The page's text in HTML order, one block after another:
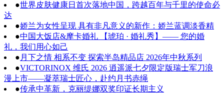
●世界皮肤健康日首次落地中国，跨越百年与千里的使命必
达
●娇兰为女性呈现 具有非凡意义的新作：娇兰蓝调淡香精
●中国大饭店&摩卡婚礼 【琥珀 · 婚礼秀】—— 您的婚
礼，我们用心如己
● 月下之情 相系不变 探索半岛精品店 2026年中秋系列
●VICTORINOX 维氏 2026 逍遥派七夕限定版瑞士军刀浪
漫上市——凝萃瑞士匠心，赴约月书赤绳
●传承中革新，克丽缇娜双奖印证长期主义